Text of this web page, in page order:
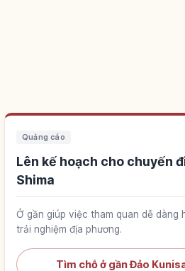
Quảng cáo
Lên kế hoạch cho chuyến
Shima
Ở gần giúp việc tham quan dễ dàng
trải nghiệm địa phương.
Tìm chỗ ở gần Đảo